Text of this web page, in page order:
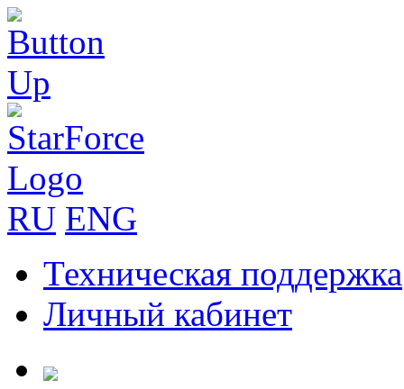
RU ENG
Техническая поддержка
Личный кабинет